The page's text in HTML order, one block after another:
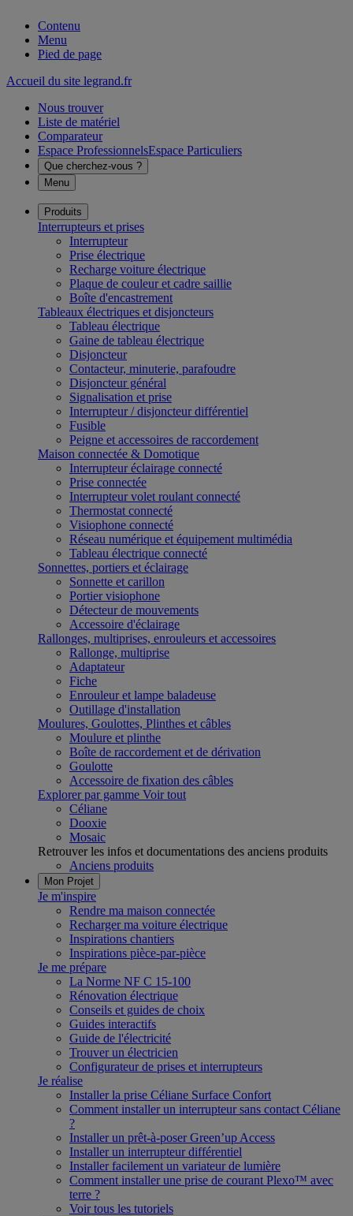
Contenu
Menu
Pied de page
Accueil du site legrand.fr
Nous trouver
Liste de matériel
Comparateur
Espace ProfessionnelsEspace Particuliers
Que cherchez-vous ?
Menu
Produits
Interrupteurs et prises
Interrupteur
Prise électrique
Recharge voiture électrique
Plaque de couleur et cadre saillie
Boîte d'encastrement
Tableaux électriques et disjoncteurs
Tableau électrique
Gaine de tableau électrique
Disjoncteur
Contacteur, minuterie, parafoudre
Disjoncteur général
Signalisation et prise
Interrupteur / disjoncteur différentiel
Fusible
Peigne et accessoires de raccordement
Maison connectée & Domotique
Interrupteur éclairage connecté
Prise connectée
Interrupteur volet roulant connecté
Thermostat connecté
Visiophone connecté
Réseau numérique et équipement multimédia
Tableau électrique connecté
Sonnettes, portiers et éclairage
Sonnette et carillon
Portier visiophone
Détecteur de mouvements
Accessoire d'éclairage
Rallonges, multiprises, enrouleurs et accessoires
Rallonge, multiprise
Adaptateur
Fiche
Enrouleur et lampe baladeuse
Outillage d'installation
Moulures, Goulottes, Plinthes et câbles
Moulure et plinthe
Boîte de raccordement et de dérivation
Goulotte
Accessoire de fixation des câbles
Explorer par gamme Voir tout
Céliane
Dooxie
Mosaic
Retrouver les infos et documentations des anciens produits
Anciens produits
Mon Projet
Je m'inspire
Rendre ma maison connectée
Recharger ma voiture électrique
Inspirations chantiers
Inspirations pièce-par-pièce
Je me prépare
La Norme NF C 15-100
Rénovation électrique
Conseils et guides de choix
Guides interactifs
Guide de l'électricité
Trouver un électricien
Configurateur de prises et interrupteurs
Je réalise
Installer la prise Céliane Surface Confort
Comment installer un interrupteur sans contact Céliane
?
Installer un prêt-à-poser Green’up Access
Installer un interrupteur différentiel
Installer facilement un variateur de lumière
Comment installer une prise de courant Plexo™ avec
terre ?
Voir tous les tutoriels